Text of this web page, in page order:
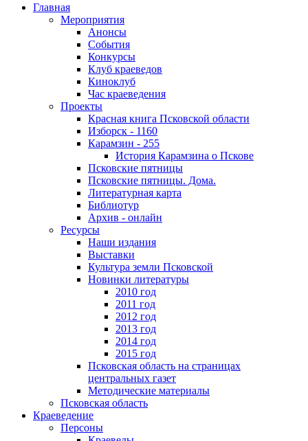
Главная
Мероприятия
Анонсы
События
Конкурсы
Клуб краеведов
Киноклуб
Час краеведения
Проекты
Красная книга Псковской области
Изборск - 1160
Карамзин - 255
История Карамзина о Пскове
Псковские пятницы
Псковские пятницы. Дома.
Литературная карта
Библиотур
Архив - онлайн
Ресурсы
Наши издания
Выставки
Культура земли Псковской
Новинки литературы
2010 год
2011 год
2012 год
2013 год
2014 год
2015 год
Псковская область на страницах
центральных газет
Методические материалы
Псковская область
Краеведение
Персоны